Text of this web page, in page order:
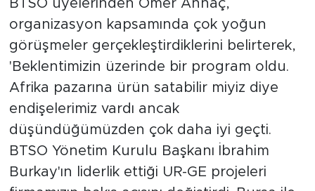
BTSO üyelerinden Ömer Annaç,
organizasyon kapsamında çok yoğun
görüşmeler gerçekleştirdiklerini belirterek,
'Beklentimizin üzerinde bir program oldu.
Afrika pazarına ürün satabilir miyiz diye
endişelerimiz vardı ancak
düşündüğümüzden çok daha iyi geçti.
BTSO Yönetim Kurulu Başkanı İbrahim
Burkay'ın liderlik ettiği UR-GE projeleri